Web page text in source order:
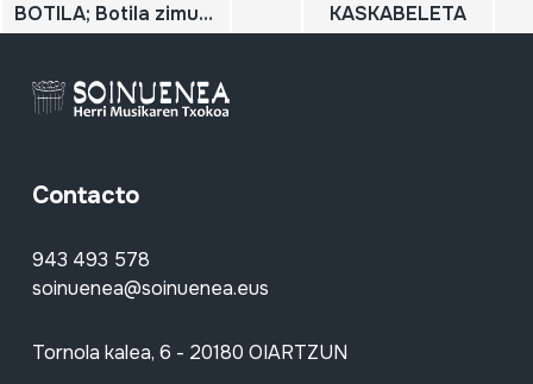
BOTILA; Botila zimurtsua KASKABELETA
Contacto
943 493 578
soinuenea@soinuenea.eus
Tornola kalea, 6 - 20180 OIARTZUN